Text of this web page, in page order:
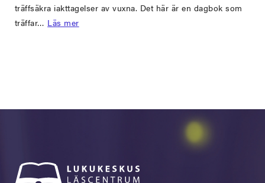
träffsäkra iakttagelser av vuxna. Det här är en dagbok som
träffar… Läs mer